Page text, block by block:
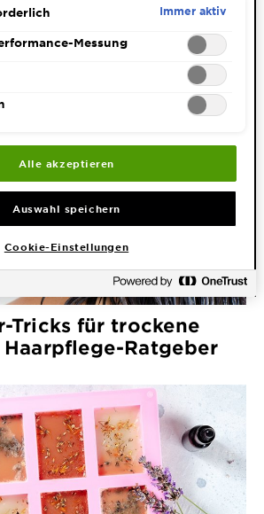
Unschlagbarer
der Beauty-Routine
Tricks für trockene
Haarpflege-Ratgeber
werden. Individuelle
speichern"). Die Auswahl
dem Link "Cookie-Einstellungen"
Für weitere Informationen s. unsere
Immer aktiv
Messung
Alle akzeptieren
Auswahl speichern
Cookie-Einstellungen